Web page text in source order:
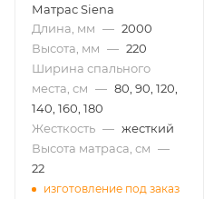
Матрас Siena
Длина, мм — 2000
Высота, мм — 220
Ширина спального
места, см — 80, 90, 120,
140, 160, 180
Жесткость — жесткий
Высота матраса, см —
22
изготовление под заказ